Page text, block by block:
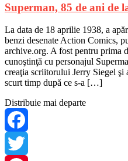
Superman, 85 de ani de
La data de 18 aprilie 1938, a
benzi desenate Action Comics,
archive.org. A fost pentru prima
cunoştinţă cu personajul
creaţia scriitorului Jerry Siegel şi
scurt timp după ce s-a […]
Distribuie mai departe
Facebook